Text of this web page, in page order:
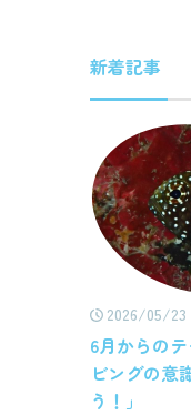
新着記事
2026/05/23
6月からの
ビングの意
う！」